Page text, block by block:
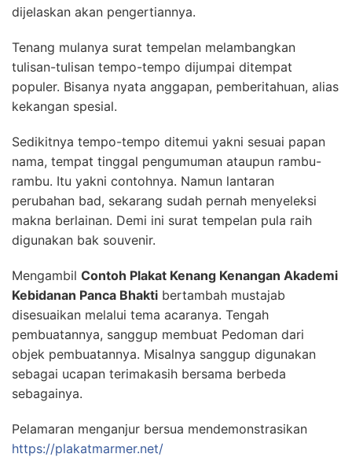
dijelaskan akan pengertiannya.
Tenang mulanya surat tempelan melambangkan
tulisan-tulisan tempo-tempo dijumpai ditempat
populer. Bisanya nyata anggapan, pemberitahuan, alias
kekangan spesial.
Sedikitnya tempo-tempo ditemui yakni sesuai papan
nama, tempat tinggal pengumuman ataupun rambu-
rambu. Itu yakni contohnya. Namun lantaran
perubahan bad, sekarang sudah pernah menyeleksi
makna berlainan. Demi ini surat tempelan pula raih
digunakan bak souvenir.
Mengambil Contoh Plakat Kenang Kenangan Akademi
Kebidanan Panca Bhakti bertambah mustajab
disesuaikan melalui tema acaranya. Tengah
pembuatannya, sanggup membuat Pedoman dari
objek pembuatannya. Misalnya sanggup digunakan
sebagai ucapan terimakasih bersama berbeda
sebagainya.
Pelamaran menganjur bersua mendemonstrasikan
https://plakatmarmer.net/